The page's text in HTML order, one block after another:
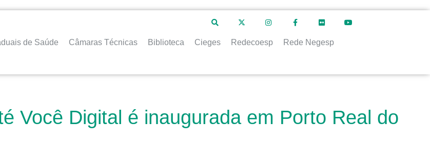
de Saúde Câmaras Técnicas Biblioteca Cieges Redecoesp Rede Negesp
Você Digital é inaugurada em Porto Real do